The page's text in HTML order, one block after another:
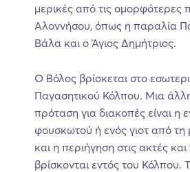
μερικές από τις ομορφότερες
Αλοννήσου, όπως η παραλία
Βάλα και ο Άγιος Δημήτριος.
Ο Βόλος βρίσκεται στο
Παγασητικού Κόλπου. Μια
πρόταση για διακοπές είναι η
φουσκωτού ή ενός γιοτ από τη
και η περιήγηση στις ακτές
βρίσκονται εντός του